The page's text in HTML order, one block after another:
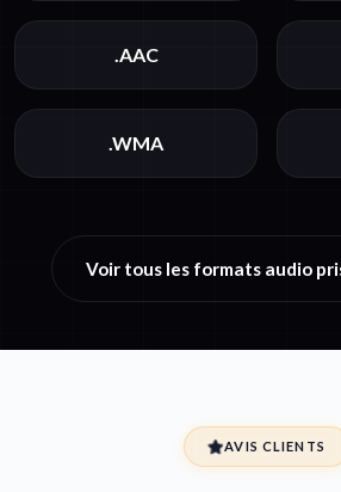
.AAC
.WMA
Voir tous les formats audio
AVIS CLIENTS